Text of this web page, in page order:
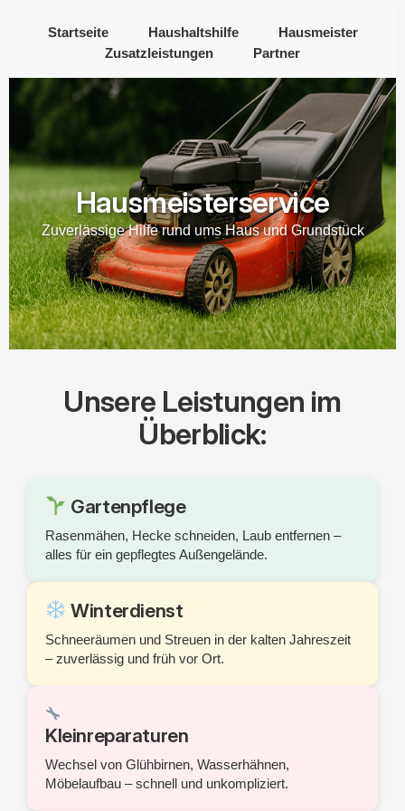
Startseite Haushaltshilfe
Hausmeister
Zusatzleistungen
Partner
Hausmeisterservice
Zuverlässige Hilfe rund ums Haus und Grundstück
Unsere Leistungen im
Überblick:
Gartenpflege
Rasenmähen, Hecke schneiden, Laub entfernen –
alles für ein gepflegtes Außengelände.
Winterdienst
Schneeräumen und Streuen in der kalten Jahreszeit
– zuverlässig und früh vor Ort.
Kleinreparaturen
Wechsel von Glühbirnen, Wasserhähnen,
Möbelaufbau – schnell und unkompliziert.